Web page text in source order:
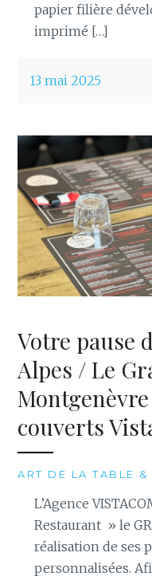
papier filière
imprimé […]
13 mai 2025
Votre pause
Alpes / Le
couverts
ART DE LA TABLE &
L’Agence
Restaurant » le
réalisation de ses
personnalisées.